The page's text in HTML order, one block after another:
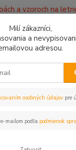
a vzoroch na
motorkár zvyšok 0,84m
Milí zákazníci,
a
adresou.
osobných údajov pre
mailom podľa podmienok